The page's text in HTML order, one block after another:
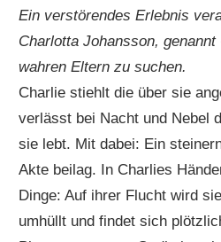
Ein verstörendes Erlebnis
Charlotta Johansson,
wahren Eltern zu suchen.
Charlie stiehlt die über sie
verlässt bei Nacht und Nebel
sie lebt. Mit dabei: Ein
Akte beilag. In Charlies
Dinge: Auf ihrer Flucht wird
umhüllt und findet sich